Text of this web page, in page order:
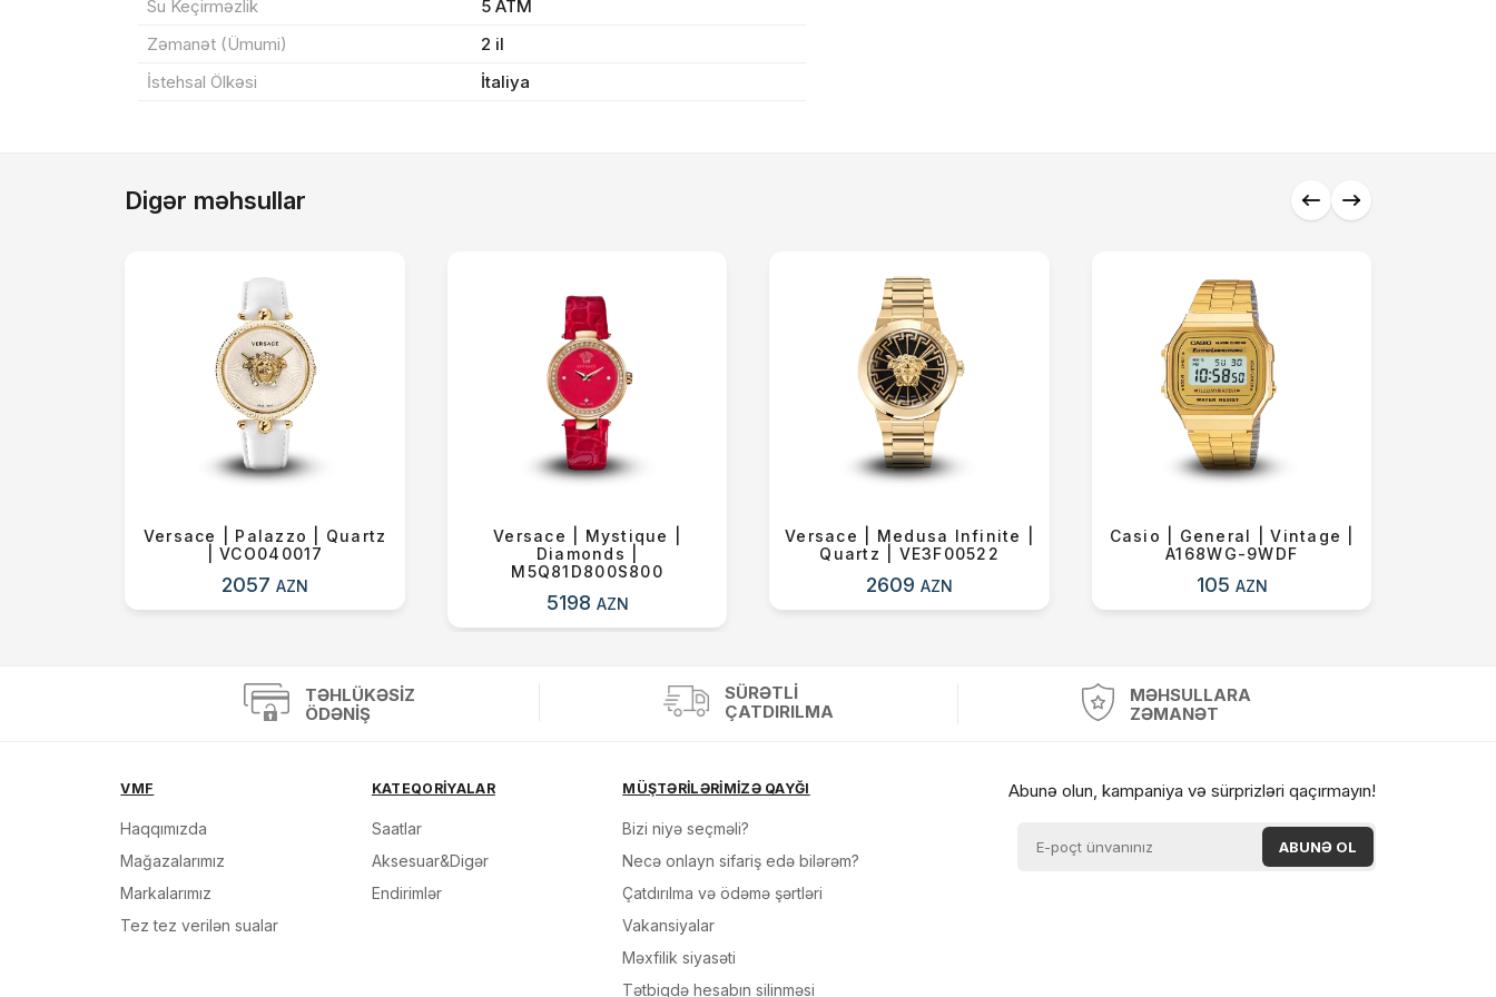
Su Keçirməzlik
5 ATM
Zəmanət (Ümumi)
2 il
İstehsal Ölkəsi
İtaliya
Digər məhsullar
Versace | Palazzo | Quartz
| VCO040017
2057AZN
Versace | Mystique |
Diamonds |
M5Q81D800S800
5198 AZN
Versace | Medusa Infinite |
Quartz | VE3F00522
2609AZN
Casio | General | Vintage |
A168WG-9WDF
105 AZN
TƏHLÜKƏSIZ
ÖDƏNIŞ
SÜRƏTLI
ÇATDIRILMA
MƏHSULLARA
ZƏMANƏT
VMF
Haqqımızda
Mağazalarımız
Markalarımız
Tez tez verilən sualar
KATEQORİYALAR
Saatlar
Aksesuar&Digər
Endirimlər
MÜŞTƏRİLƏRİMİZƏ QAYĞI
Bizi niyə seçməli?
Necə onlayn sifariş edə bilərəm?
Çatdırılma və ödəmə şərtləri
Vakansiyalar
Məxfilik siyasəti
Tətbiqdə hesabın silinməsi
Abunə olun, kampaniya və sürprizləri qaçırmayın!